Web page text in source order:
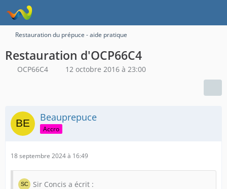
Restauration du prépuce - aide pratique
Restauration d'OCP66C4
OCP66C4 12 octobre 2016 à 23:00
Beauprepuce
Accro
18 septembre 2024 à 16:49
Sir Concis a écrit :